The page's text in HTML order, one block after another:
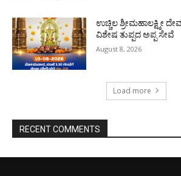
ಉಚ್ಚಿಲ ಶ್ರೀಮಹಾಲಕ್ಷ್ಮೀ
ವಿಶೇಷ ತುಪ್ಪದ ಅಪ್ಪ ಸೇವೆ
August 8, 2026
Load more
RECENT COMMENTS